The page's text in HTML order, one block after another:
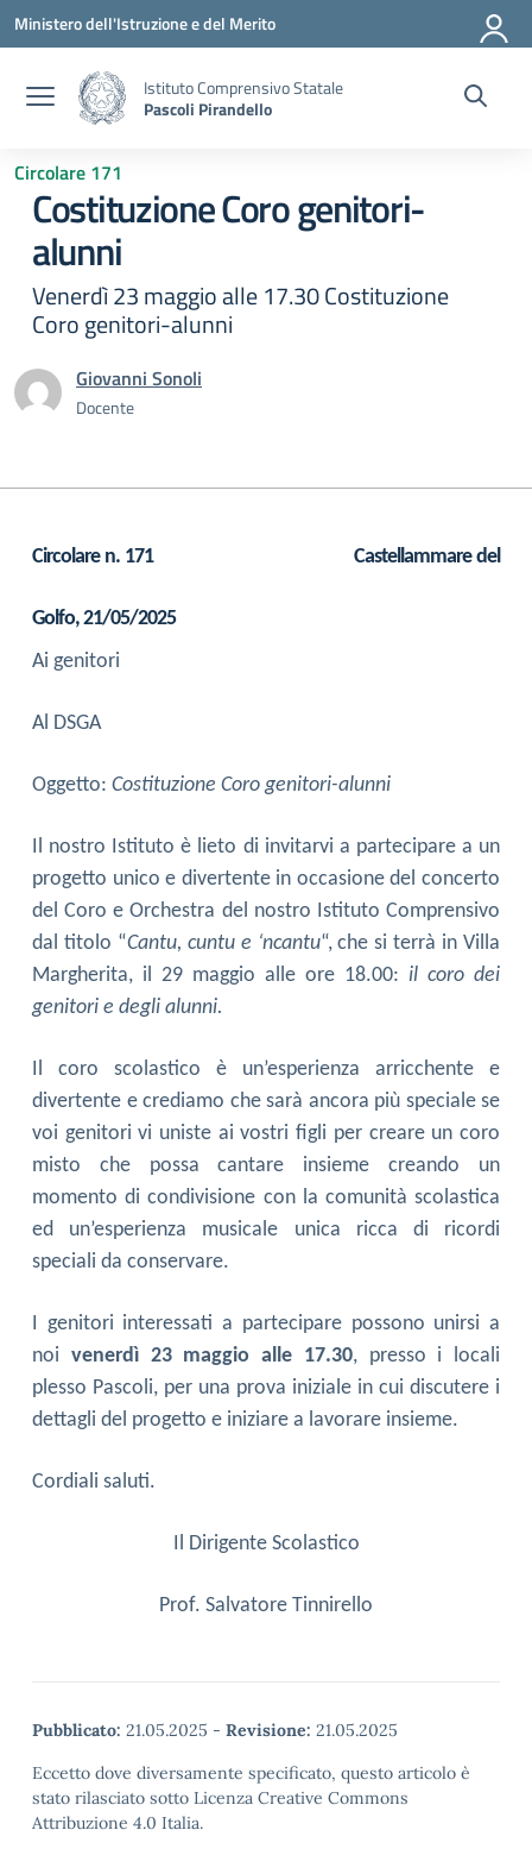
Vai ai contenuti
Vai al menu di navigazione
Vai al footer
Ministero dell'Istruzione e del Merito
Istituto Comprensivo Statale
Pascoli Pirandello
Circolare 171
Costituzione Coro genitori-
alunni
Venerdì 23 maggio alle 17.30 Costituzione
Coro genitori-alunni
Giovanni Sonoli
Docente
Circolare n. 171Castellammare del
Golfo, 21/05/2025
Ai genitori
Al DSGA
Oggetto: Costituzione Coro genitori-alunni
Il nostro Istituto è lieto di invitarvi a partecipare a un
progetto unico e divertente in occasione del concerto
del Coro e Orchestra del nostro Istituto Comprensivo
dal titolo “Cantu, cuntu e ‘ncantu“, che si terrà in Villa
Margherita, il 29 maggio alle ore 18.00: il coro dei
genitori e degli alunni.
Il coro scolastico è un’esperienza arricchente e
divertente e crediamo che sarà ancora più speciale se
voi genitori vi uniste ai vostri figli per creare un coro
misto che possa cantare insieme creando un
momento di condivisione con la comunità scolastica
ed un’esperienza musicale unica ricca di ricordi
speciali da conservare.
I genitori interessati a partecipare possono unirsi a
noi venerdì23 maggio alle 17.30, presso i locali
plesso Pascoli, per una prova iniziale in cui discutere i
dettagli del progetto e iniziare a lavorare insieme.
Cordiali saluti.
Il Dirigente Scolastico
Prof. Salvatore Tinnirello
Pubblicato: 21.05.2025 - Revisione: 21.05.2025
Eccetto dove diversamente specificato, questo articolo è
stato rilasciato sotto Licenza Creative Commons
Attribuzione 4.0 Italia.